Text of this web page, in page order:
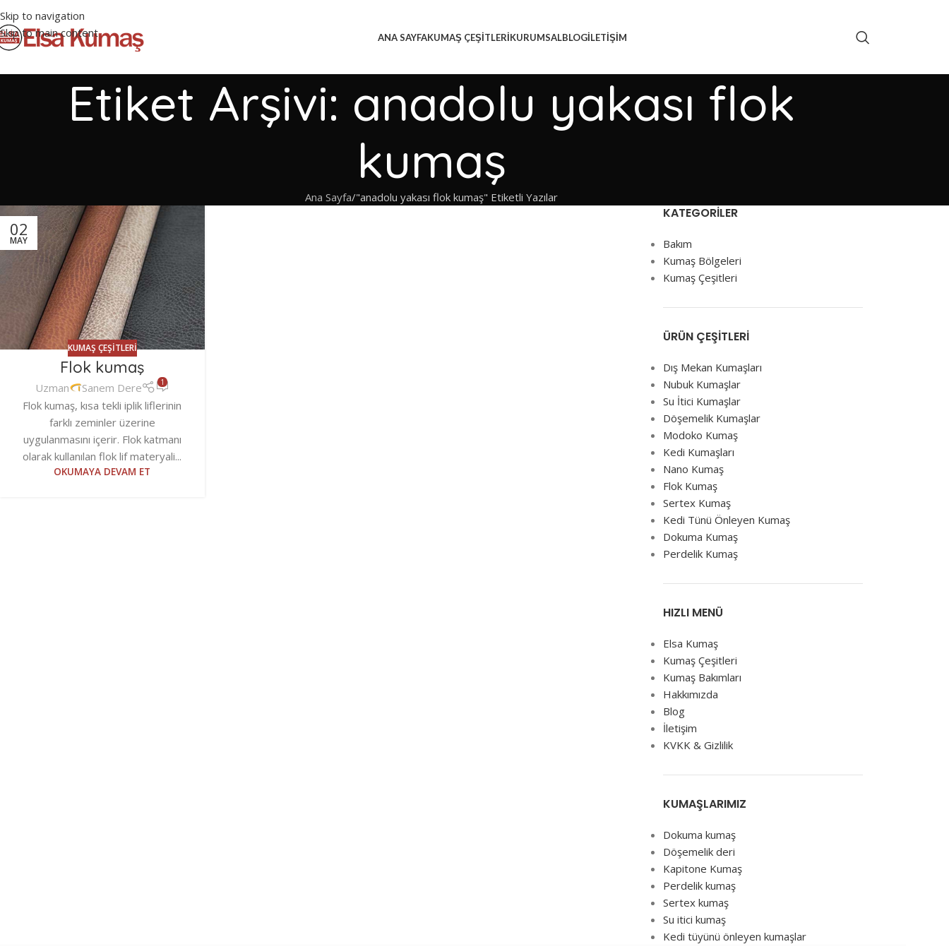
Skip to navigation
Skip to main content
ANA SAYFAKUMAŞ ÇEŞITLERIKURUMSALBLOGİLETIŞIM
Etiket Arşivi: anadolu yakası flok
kumaş
Ana Sayfa "anadolu yakası flok kumaş" Etiketli Yazılar
02
MAY
KUMAŞ ÇEŞITLERI
Flok kumaş
Uzman Sanem Dere 1
Flok kumaş, kısa tekli iplik liflerinin
farklı zeminler üzerine
uygulanmasını içerir. Flok katmanı
olarak kullanılan flok lif materyali...
OKUMAYA DEVAM ET
KATEGORILER
Bakım
Kumaş Bölgeleri
Kumaş Çeşitleri
ÜRÜN ÇEŞITLERI
Dış Mekan Kumaşları
Nubuk Kumaşlar
Su İtici Kumaşlar
Döşemelik Kumaşlar
Modoko Kumaş
Kedi Kumaşları
Nano Kumaş
Flok Kumaş
Sertex Kumaş
Kedi Tünü Önleyen Kumaş
Dokuma Kumaş
Perdelik Kumaş
HIZLI MENÜ
Elsa Kumaş
Kumaş Çeşitleri
Kumaş Bakımları
Hakkımızda
Blog
İletişim
KVKK & Gizlilik
KUMAŞLARIMIZ
Dokuma kumaş
Döşemelik deri
Kapitone Kumaş
Perdelik kumaş
Sertex kumaş
Su itici kumaş
Kedi tüyünü önleyen kumaşlar